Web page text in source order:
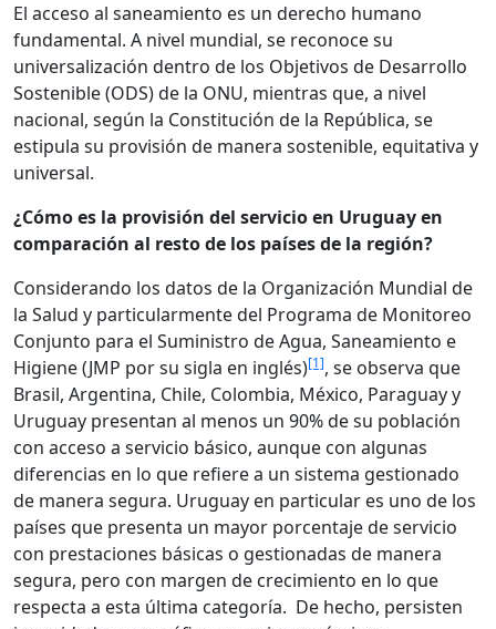
El acceso al saneamiento es un derecho humano
fundamental. A nivel mundial, se reconoce su
universalización dentro de los Objetivos de Desarrollo
Sostenible (ODS) de la ONU, mientras que, a nivel
nacional, según la Constitución de la República, se
estipula su provisión de manera sostenible, equitativa y
universal.
¿Cómo es la provisión del servicio en Uruguay en
comparación al resto de los países de la región?
Considerando los datos de la Organización Mundial de
la Salud y particularmente del Programa de Monitoreo
Conjunto para el Suministro de Agua, Saneamiento e
Higiene (JMP por su sigla en inglés)[1], se observa que
Brasil, Argentina, Chile, Colombia, México, Paraguay y
Uruguay presentan al menos un 90% de su población
con acceso a servicio básico, aunque con algunas
diferencias en lo que refiere a un sistema gestionado
de manera segura. Uruguay en particular es uno de los
países que presenta un mayor porcentaje de servicio
con prestaciones básicas o gestionadas de manera
segura, pero con margen de crecimiento en lo que
respecta a esta última categoría. De hecho, persisten